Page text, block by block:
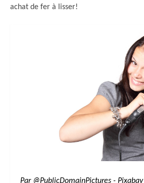
achat de fer à lisser!
Par @PublicDomainPictures - Pixabay